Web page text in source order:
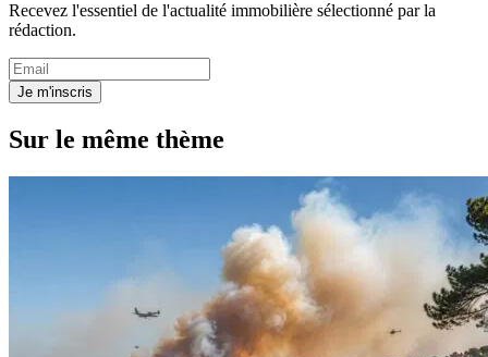
Recevez l'essentiel de l'actualité immobilière sélectionné par la
rédaction.
Je m'inscris
Sur le même thème